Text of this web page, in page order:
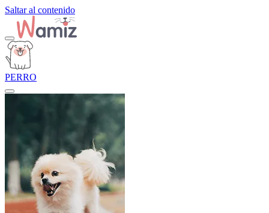
Saltar al contenido
PERRO